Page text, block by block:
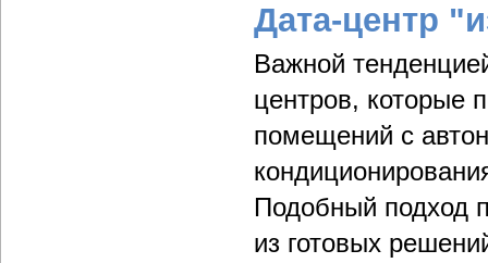
Дата-центр
Важной
центров, которые
помещений с
Подобный подход
из готовых